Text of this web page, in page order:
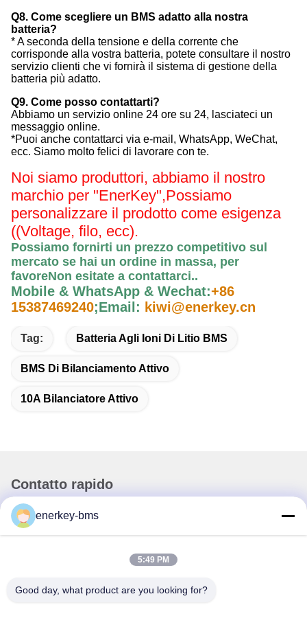
Q8. Come scegliere un BMS adatto alla nostra
batteria?
* A seconda della tensione e della corrente che
corrisponde alla vostra batteria, potete consultare il nostro
servizio clienti che vi fornirà il sistema di gestione della
batteria più adatto.
Q9. Come posso contattarti?
Abbiamo un servizio online 24 ore su 24, lasciateci un
messaggio online.
*Puoi anche contattarci via e-mail, WhatsApp, WeChat,
ecc. Siamo molto felici di lavorare con te.
Noi siamo produttori, abbiamo il nostro
marchio per "EnerKey",Possiamo
personalizzare il prodotto come esigenza
((Voltage, filo, ecc).
Possiamo fornirti un prezzo competitivo sul
mercato se hai un ordine in massa, per
favoreNon esitate a contattarci..
Mobile & WhatsApp & Wechat:+86
15387469240;Email: kiwi@enerkey.cn
Tag: Batteria Agli Ioni Di Litio BMS
BMS Di Bilanciamento Attivo
10A Bilanciatore Attivo
Contatto rapido
Indirizzo
Zona A, 9° piano, edificio G, Parco industriale a basse
emissioni di carbonio di Guancheng, comunità Shangcun,
strada Gongming, distretto di Guangming, Shenzhen, Cina,
enerkey-bms
5:49 PM
Good day, what product are you looking for?